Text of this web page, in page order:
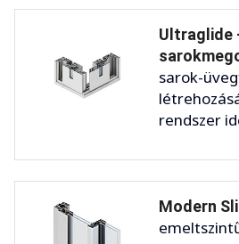
Ultraglide
sarok-
rendszer
Modern